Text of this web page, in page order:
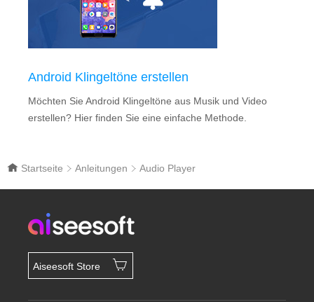
Android Klingeltöne erstellen
Möchten Sie Android Klingeltöne aus Musik und Video
erstellen? Hier finden Sie eine einfache Methode.
Startseite Anleitungen Audio Player
Aiseesoft Store